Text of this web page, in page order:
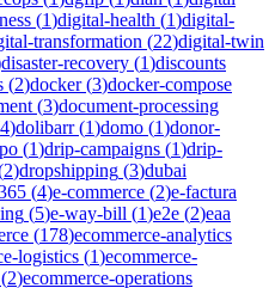
(1)digital-health (1)digital-
transformation (22)digital-twin
disaster-recovery (1)discounts
(2)docker(3)docker-compose
(3)document-processing
4)dolibarr(1)domo (1)donor-
(1)drip-campaigns (1)drip-
2)dropshipping (3)dubai
(4)e-commerce (2)e-factura
(5)e-way-bill (1)e2e (2)eaa
(178)ecommerce-analytics
logistics (1)ecommerce-
(2)ecommerce-operations